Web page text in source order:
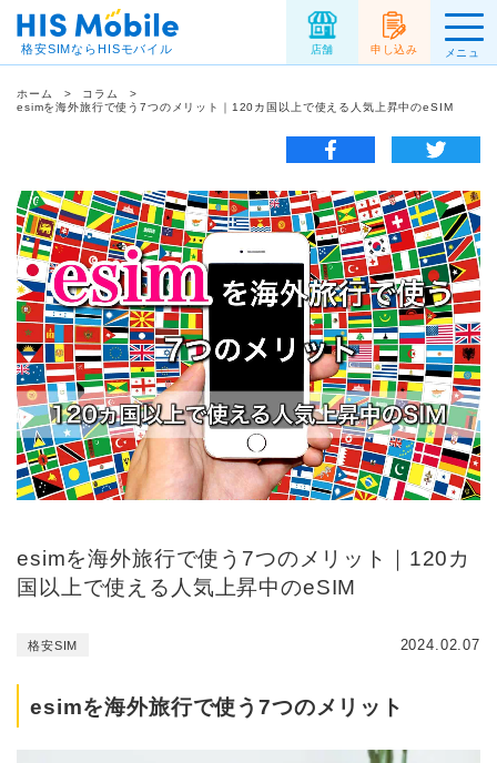
格安SIMならHISモバイル 店舗 申し込み
メニュ
ー
ホーム
コラム
esimを海外旅行で使う7つのメリット｜120カ国以上で使える人気上昇中のeSIM
esimを海外旅行で使う7つのメリット｜120カ
国以上で使える人気上昇中のeSIM
格安SIM 2024.02.07
esimを海外旅行で使う7つのメリット